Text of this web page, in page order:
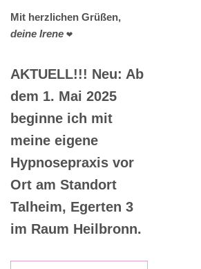
Mit herzlichen Grüßen,
deine Irene ❤️
AKTUELL!!! Neu: Ab
dem 1. Mai 2025
beginne ich mit
meine eigene
Hypnosepraxis vor
Ort am Standort
Talheim, Egerten 3
im Raum Heilbronn.